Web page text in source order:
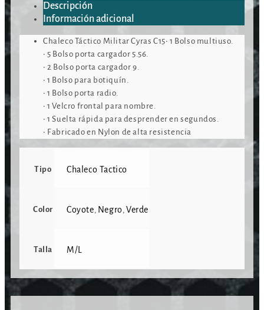
Descripción
Información adicional
Chaleco Táctico Militar Cyras C15• 1 Bolso multiuso.
• 5 Bolso porta cargador 5.56.
• 2 Bolso porta cargador 9.
• 1 Bolso para botiquín.
• 1 Bolso porta radio.
• 1 Velcro frontal para nombre.
• 1 Suelta rápida para desprender en segundos.
• Fabricado en Nylon de alta resistencia
Tipo Chaleco Tactico
Color Coyote, Negro,Verde
Talla M/L